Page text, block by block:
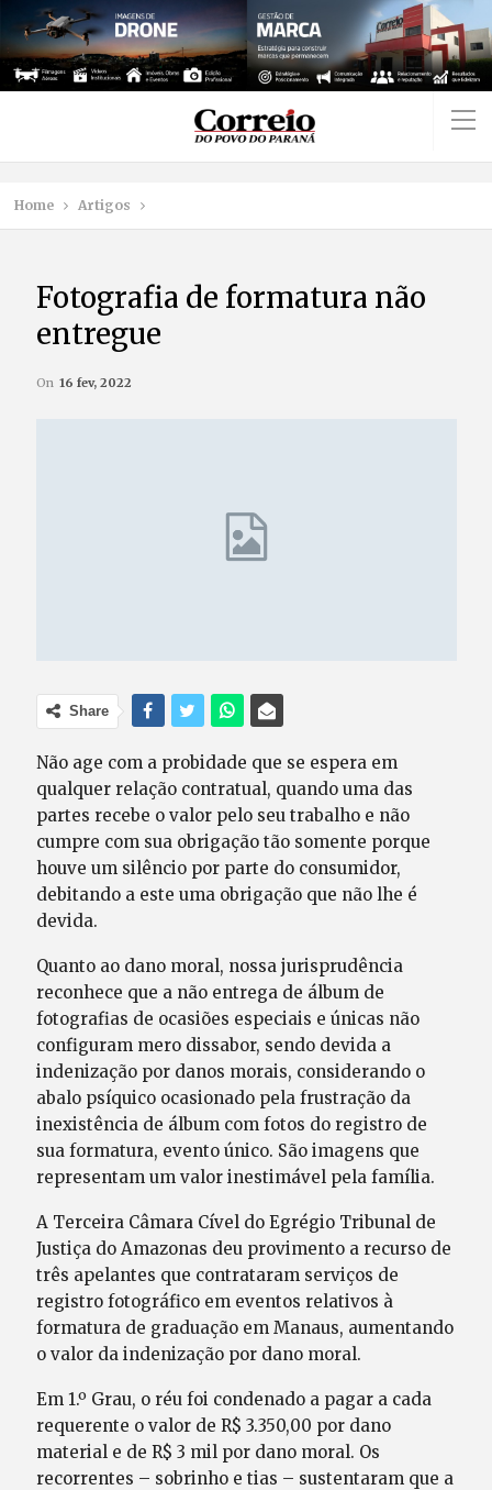
Home Artigos
Fotografia de formatura não
entregue
On 16 fev, 2022
Share
Não age com a probidade que se espera em
qualquer relação contratual, quando uma das
partes recebe o valor pelo seu trabalho e não
cumpre com sua obrigação tão somente porque
houve um silêncio por parte do consumidor,
debitando a este uma obrigação que não lhe é
devida.
Quanto ao dano moral, nossa jurisprudência
reconhece que a não entrega de álbum de
fotografias de ocasiões especiais e únicas não
configuram mero dissabor, sendo devida a
indenização por danos morais, considerando o
abalo psíquico ocasionado pela frustração da
inexistência de álbum com fotos do registro de
sua formatura, evento único. São imagens que
representam um valor inestimável pela família.
A Terceira Câmara Cível do Egrégio Tribunal de
Justiça do Amazonas deu provimento a recurso de
três apelantes que contrataram serviços de
registro fotográfico em eventos relativos à
formatura de graduação em Manaus, aumentando
o valor da indenização por dano moral.
Em 1.º Grau, o réu foi condenado a pagar a cada
requerente o valor de R$ 3.350,00 por dano
material e de R$ 3 mil por dano moral. Os
recorrentes – sobrinho e tias – sustentaram que a